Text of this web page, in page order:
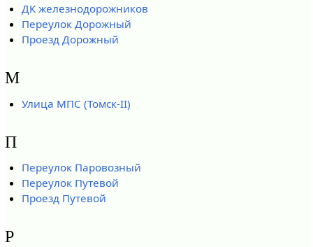
ДК железнодорожников
Переулок Дорожный
Проезд Дорожный
М
Улица МПС (Томск-II)
П
Переулок Паровозный
Переулок Путевой
Проезд Путевой
Р